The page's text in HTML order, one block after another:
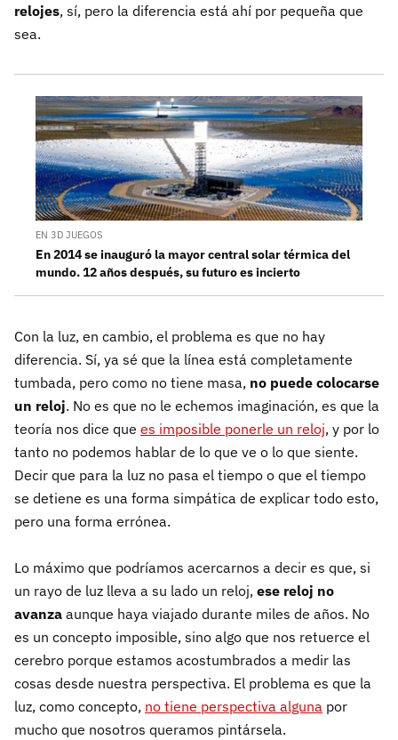
relojes, sí, pero la diferencia está ahí por pequeña que
sea.
EN 3D JUEGOS
En 2014 se inauguró la mayor central solar térmica del
mundo. 12 años después, su futuro es incierto
Con la luz, en cambio, el problema es que no hay
diferencia. Sí, ya sé que la línea está completamente
tumbada, pero como no tiene masa, no puede colocarse
un reloj. No es que no le echemos imaginación, es que la
teoría nos dice que es imposible ponerle un reloj, y por lo
tanto no podemos hablar de lo que ve o lo que siente.
Decir que para la luz no pasa el tiempo o que el tiempo
se detiene es una forma simpática de explicar todo esto,
pero una forma errónea.
Lo máximo que podríamos acercarnos a decir es que, si
un rayo de luz lleva a su lado un reloj, ese reloj no
avanza aunque haya viajado durante miles de años. No
es un concepto imposible, sino algo que nos retuerce el
cerebro porque estamos acostumbrados a medir las
cosas desde nuestra perspectiva. El problema es que la
luz, como concepto, no tiene perspectiva alguna por
mucho que nosotros queramos pintársela.